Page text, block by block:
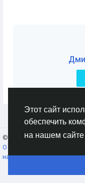
Этот сайт
обеспечить
на нашем сайте
© 2026 AnimeSocial.SU -
О нас
нами
Каталог